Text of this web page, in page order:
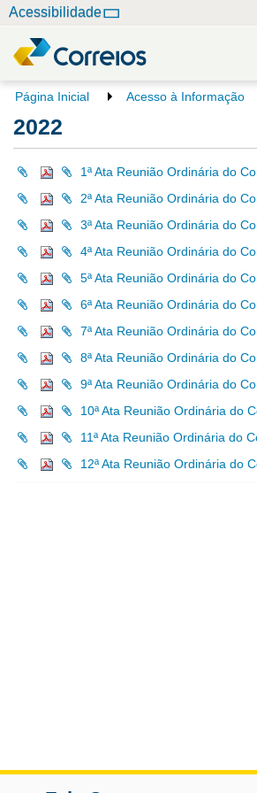
Acessibilidade
V
c
ê
e
á
q
u
Página Inicial Acesso à Informação
2022
1ª Ata Reunião Ordinária do
2ª Ata Reunião Ordinária do
3ª Ata Reunião Ordinária do
4ª Ata Reunião Ordinária do
5ª Ata Reunião Ordinária do
6ª Ata Reunião Ordinária do
7ª Ata Reunião Ordinária do
8ª Ata Reunião Ordinária do
9ª Ata Reunião Ordinária do
10ª Ata Reunião Ordinária do
11ª Ata Reunião Ordinária do
12ª Ata Reunião Ordinária do